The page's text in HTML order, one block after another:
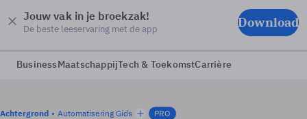
Jouw vak in je broekzak!
De beste leeservaring met de app Download
BusinessMaatschappijTech & ToekomstCarrière
Achtergrond Automatisering Gids
PRO